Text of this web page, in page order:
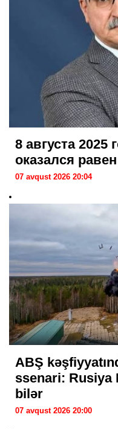
8 августа 2025
оказался
07 avqust 2026 20:04
ABŞ
ssenari: Rusiya
bilər
07 avqust 2026 20:00